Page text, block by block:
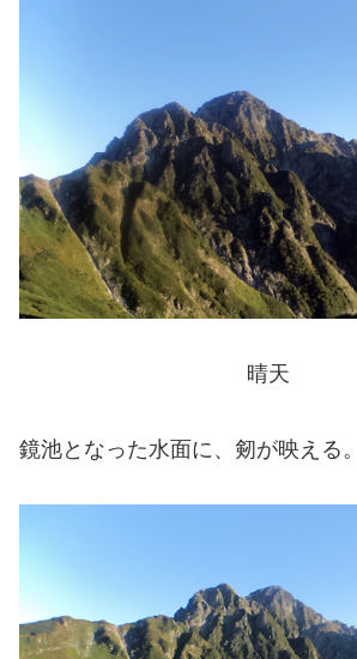
晴天
鏡池となった水面に、剱が映える。